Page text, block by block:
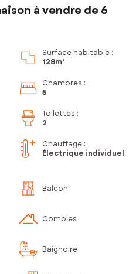
à vendre de 6
Surface habitable :
128m²
Chambres :
5
Toilettes :
2
Chauffage :
Électrique individuel
Balcon
Combles
Baignoire